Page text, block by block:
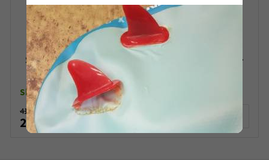
Skialpinistický set lyží G3 FINDr R3 94 + vázání +
pásy 23/24
Skladem dle varianty
41 420 Kč
25 990 Kč